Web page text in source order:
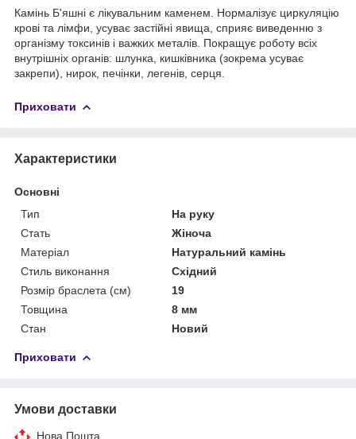
Камінь Б'яшні є лікувальним каменем. Нормалізує циркуляцію
крові та лімфи, усуває застійні явища, сприяє виведенню з
організму токсинів і важких металів. Покращує роботу всіх
внутрішніх органів: шлунка, кишківника (зокрема усуває
закрепи), нирок, печінки, легенів, серця.
Приховати
Характеристики
Основні
Тип
На руку
Стать
Жіноча
Матеріал
Натуральний камінь
Стиль виконання
Східний
Розмір браслета (см)
19
Товщина
8 мм
Стан
Новий
Приховати
Умови доставки
Нова Пошта